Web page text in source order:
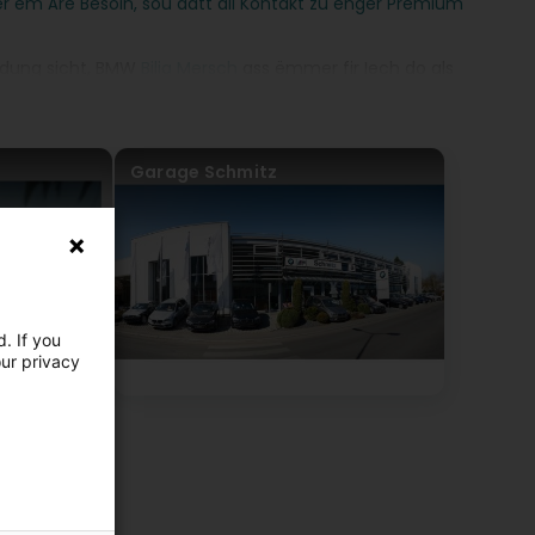
Garage Schmitz
If you
privacy